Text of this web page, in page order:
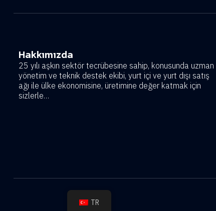
Hakkımızda
25 yılı aşkın sektör tecrübesine sahip, konusunda uzman
yönetim ve teknik destek ekibi, yurt içi ve yurt dışı satış
ağı ile ülke ekonomisine, üretimine değer katmak için
sizlerle…
TR